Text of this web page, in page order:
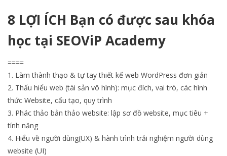
8 LỢI ÍCH Bạn có được sau khóa
học tại SEOViP Academy
====
1. Làm thành thạo & tự tay thiết kế web WordPress đơn giản
2. Thấu hiểu web (tài sản vô hình): mục đích, vai trò, các hình
thức Website, cấu tạo, quy trình
3. Phác thảo bản thảo website: lập sơ đồ website, mục tiêu +
tính năng
4. Hiểu về người dùng(UX) & hành trình trải nghiệm người dùng
website (UI)